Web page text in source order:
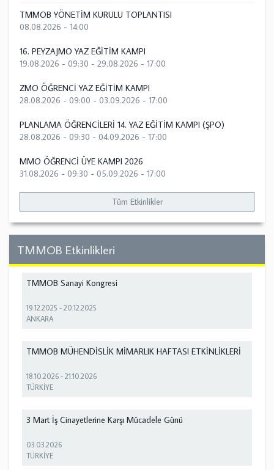
TMMOB YÖNETİM KURULU TOPLANTISI
08.08.2026 - 14:00
16. PEYZAJMO YAZ EĞİTİM KAMPI
19.08.2026 - 09:30 - 29.08.2026 - 17:00
ZMO ÖĞRENCİ YAZ EĞİTİM KAMPI
28.08.2026 - 09:00 - 03.09.2026 - 17:00
PLANLAMA ÖĞRENCİLERİ 14. YAZ EĞİTİM KAMPI (ŞPO)
28.08.2026 - 09:30 - 04.09.2026 - 17:00
MMO ÖĞRENCİ ÜYE KAMPI 2026
31.08.2026 - 09:30 - 05.09.2026 - 17:00
Tüm Etkinlikler
TMMOB Etkinlikleri
TMMOB Sanayi Kongresi
19.12.2025 -20.12.2025
ANKARA
TMMOB MÜHENDİSLİK MİMARLIK HAFTASI ETKİNLİKLERİ
18.10.2026 -21.10.2026
TÜRKİYE
3 Mart İş Cinayetlerine Karşı Mücadele Günü
03.03.2026
TÜRKİYE